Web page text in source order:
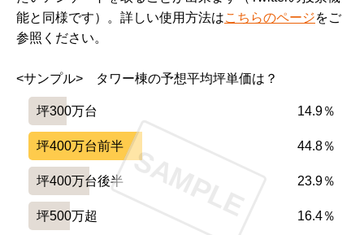
能と同様です）。詳しい使用方法はこちらのページをご
参照ください。
<サンプル>　タワー棟の予想平均坪単価は？
坪300万台 14.9％
坪400万台前半 44.8％
坪400万台後半 23.9％
坪500万超 16.4％
SAMPLE